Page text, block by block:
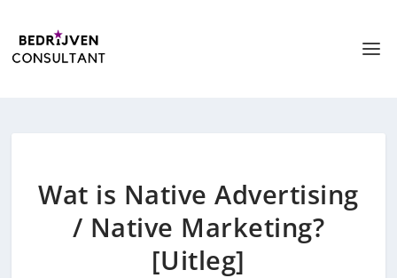
Wat is Native Advertising
/ Native Marketing?
[Uitleg]